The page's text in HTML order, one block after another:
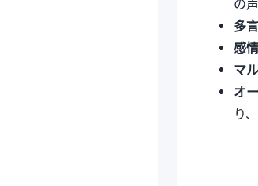
多
感
マ
オ
り